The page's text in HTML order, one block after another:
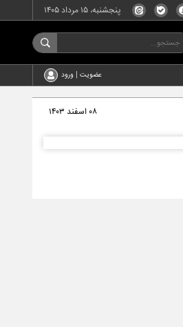
پنجشنبه، ۱۵ مرداد ۱۴۰۵
عضویت | ورود
۰۸ اسفند ۱۴۰۳